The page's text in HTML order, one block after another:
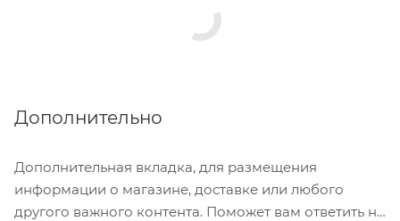
Дополнительно
Дополнительная вкладка, для размещения
информации о магазине, доставке или любого
другого важного контента. Поможет вам ответить на